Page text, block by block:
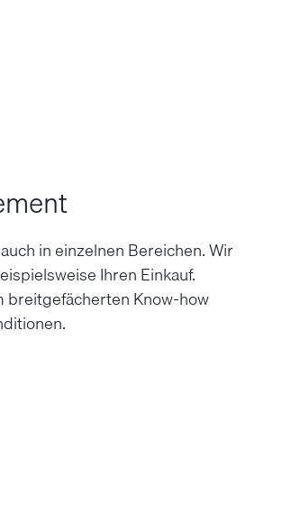
in einzelnen Bereichen. Wir
Ihren Ein­kauf.
breit­gefächerten Know-­how